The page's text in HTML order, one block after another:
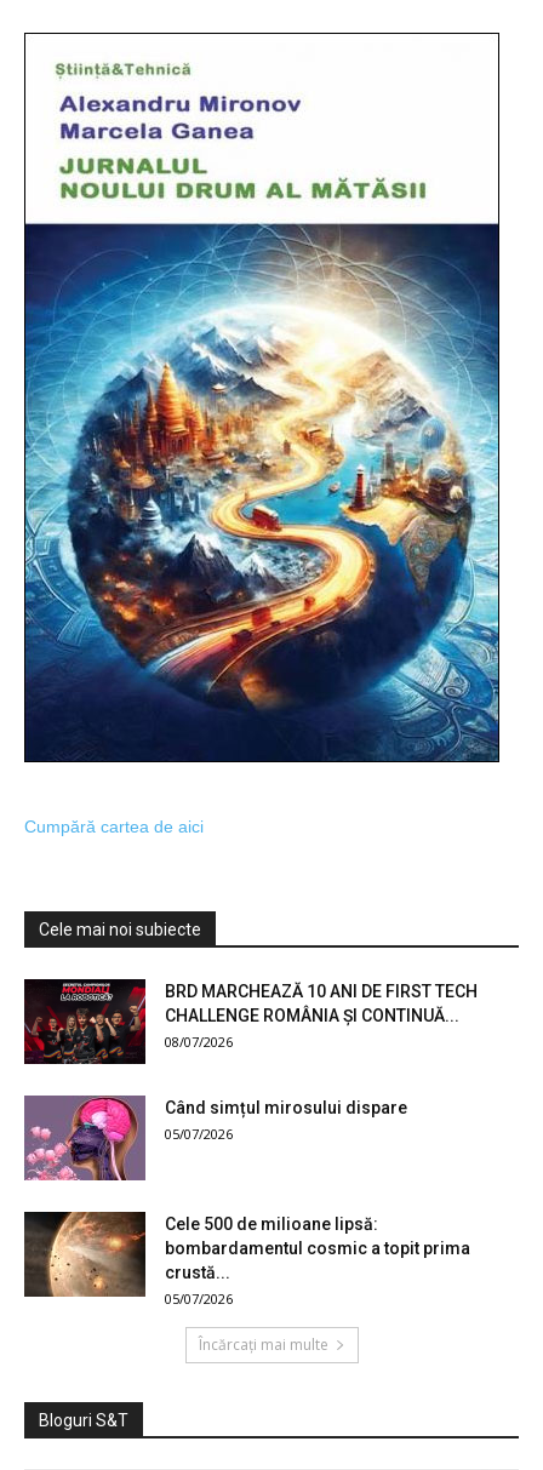
Cumpără cartea de aici
Cele mai noi subiecte
BRD MARCHEAZĂ 10 ANI DE FIRST TECH
CHALLENGE ROMÂNIA ȘI CONTINUĂ...
08/07/2026
Când simțul mirosului dispare
05/07/2026
Cele 500 de milioane lipsă:
bombardamentul cosmic a topit prima
crustă...
05/07/2026
Încărcați mai multe
Bloguri S&T